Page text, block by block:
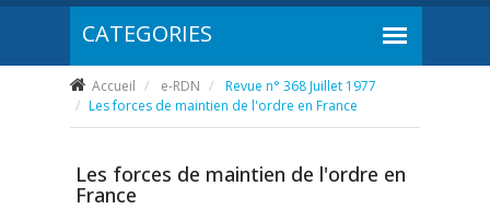
Accueil e-RDN
Revue n° 368 Juillet 1977
Les forces de maintien de l'ordre en France
Les forces de maintien de l'ordre en
France